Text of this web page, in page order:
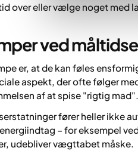
over eller vælge noget med
ved
er, at de kan føles
aspekt, der ofte følger
af at spise "rigtig mad".
fører heller ikke
– for eksempel
udebliver vægttabet måske.